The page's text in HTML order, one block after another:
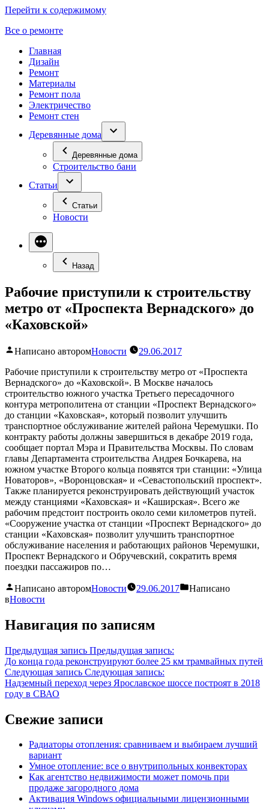
Перейти к содержимому
Все о ремонте
Главная
Дизайн
Ремонт
Материалы
Ремонт пола
Электричество
Ремонт стен
Деревянные дома
Деревянные дома
Строительство бани
Статьи
Статьи
Новости
Назад
Рабочие приступили к строительству
метро от «Проспекта Вернадского» до
«Каховской»
Написано авторомНовости
29.06.2017
Рабочие приступили к строительству метро от «Проспекта
Вернадского» до «Каховской». В Москве началось
строительство южного участка Третьего пересадочного
контура метрополитена от станции «Проспект Вернадского»
до станции «Каховская», который позволит улучшить
транспортное обслуживание жителей района Черемушки. По
контракту работы должны завершиться в декабре 2019 года,
сообщает портал Мэра и Правительства Москвы. По словам
главы Департамента строительства Андрея Бочкарева, на
южном участке Второго кольца появятся три станции: «Улица
Новаторов», «Воронцовская» и «Севастопольский проспект».
Также планируется реконструировать действующий участок
между станциями «Каховская» и «Каширская». Всего же
рабочим предстоит построить около семи километров путей.
«Сооружение участка от станции «Проспект Вернадского» до
станции «Каховская» позволит улучшить транспортное
обслуживание населения и работающих районов Черемушки,
Проспект Вернадского и Обручевский, сократить время
поездки пассажиров по…
Написано авторомНовости 29.06.2017
Написано
вНовости
Навигация по записям
Предыдущая запись Предыдущая запись:
До конца года реконструируют более 25 км трамвайных путей
Следующая запись Следующая запись:
Надземный переход через Ярославское шоссе построят в 2018
году в СВАО
Свежие записи
Радиаторы отопления: сравниваем и выбираем лучший
вариант
Умное отопление: все о внутрипольных конвекторах
Как агентство недвижимости может помочь при
продаже загородного дома
Активация Windows официальными лицензионными